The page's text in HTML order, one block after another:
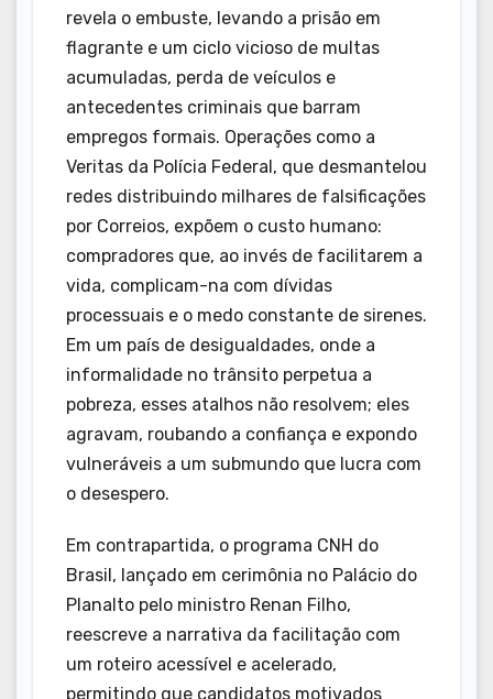
revela o embuste, levando a prisão em
flagrante e um ciclo vicioso de multas
acumuladas, perda de veículos e
antecedentes criminais que barram
empregos formais. Operações como a
Veritas da Polícia Federal, que desmantelou
redes distribuindo milhares de falsificações
por Correios, expõem o custo humano:
compradores que, ao invés de facilitarem a
vida, complicam-na com dívidas
processuais e o medo constante de sirenes.
Em um país de desigualdades, onde a
informalidade no trânsito perpetua a
pobreza, esses atalhos não resolvem; eles
agravam, roubando a confiança e expondo
vulneráveis a um submundo que lucra com
o desespero.
Em contrapartida, o programa CNH do
Brasil, lançado em cerimônia no Palácio do
Planalto pelo ministro Renan Filho,
reescreve a narrativa da facilitação com
um roteiro acessível e acelerado,
permitindo que candidatos motivados